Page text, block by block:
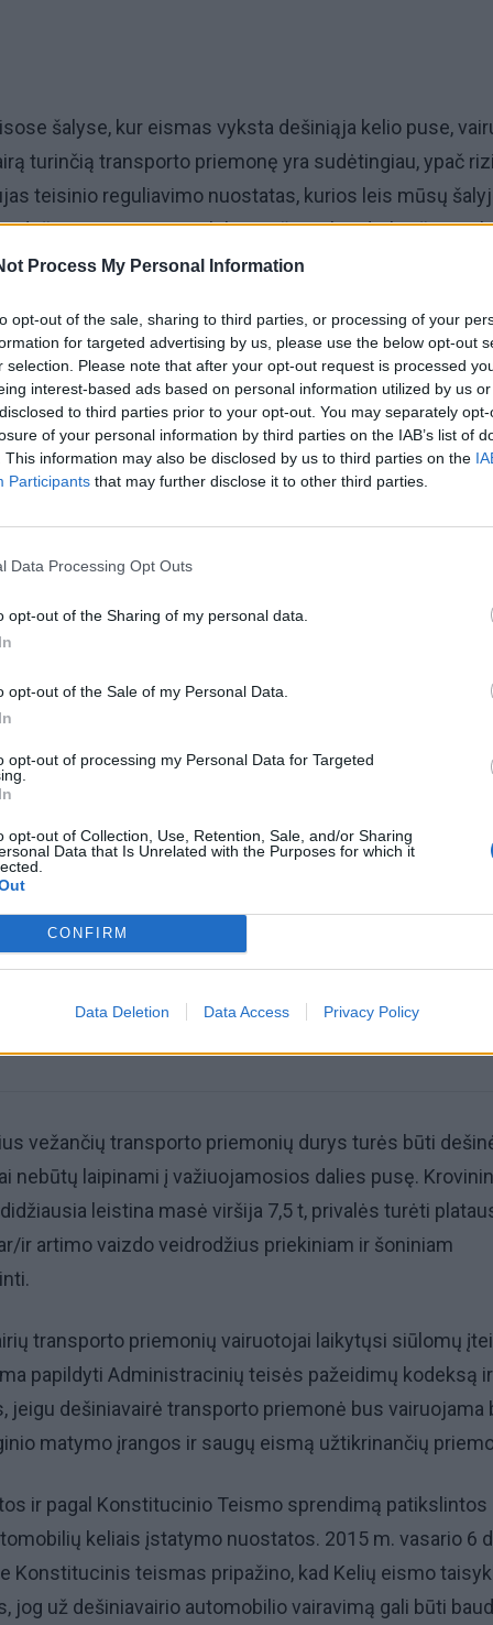
Process My Personal Information
opt-out of the sale, sharing to third parties, or processing of your
for targeted advertising by us, please use the below opt-out
selection. Please note that after your opt-out request is processed
interest-based ads based on personal information utilized by us
to third parties prior to your opt-out. You may separately
of your personal information by third parties on the IAB’s list of
This information may also be disclosed by us to third parties on the
Participants that may further disclose it to other third parties.
Data Processing Opt Outs
opt-out of the Sharing of my personal data.
opt-out of the Sale of my Personal Data.
opt-out of processing my Personal Data for Targeted
opt-out of Collection, Use, Retention, Sale, and/or Sharing
Data that Is Unrelated with the Purposes for which it
CONFIRM
Data Deletion Data Access Privacy Policy
šalyse, kur eismas vyksta dešiniąja kelio puse,
turinčią transporto priemonę yra sudėtingiau, ypač
teisinio reguliavimo nuostatas, kurios leis mūsų
dešiniavairius automobilius, tačiau tik tada, kai šie
eismui užtikrinti“, – sako susisiekimo ministras
Lietuvoje registruojami dešiniavairiai automobiliai
vaizdo veidrodžius, kamerą su monitoriumi
pritaikytus šviesos prietaisus, kad nebūtų akinami
vairuotojai, ir šoninio galinio vaizdo veidrodžius.
Dingo ne tik banko kortelė: ištuštėjo ir banko sąskaita
vežančių transporto priemonių durys turės būti
nebūtų laipinami į važiuojamosios dalies pusę.
leistina masė viršija 7,5 t, privalės turėti
ir artimo vaizdo veidrodžius priekiniam ir šoniniam
transporto priemonių vairuotojai laikytųsi siūlomų
papildyti Administracinių teisės pažeidimų kodeksą ir
jeigu dešiniavairė transporto priemonė bus vairuojama
matymo įrangos ir saugų eismą užtikrinančių
ir pagal Konstitucinio Teismo sprendimą patikslintos
keliais įstatymo nuostatos. 2015 m. vasario 6
Konstitucinis teismas pripažino, kad Kelių eismo
jog už dešiniavairio automobilio vairavimą gali būti